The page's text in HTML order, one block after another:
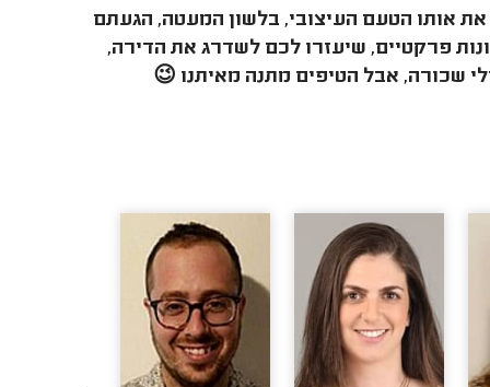
אותו הטעם העיצובי, בלשון המעטה, הגעתם
פרקטיים, שיעזרו לכם לשדרג את הדירה,
שכורה, אבל הטיפים מתנה מאיתנו 😉